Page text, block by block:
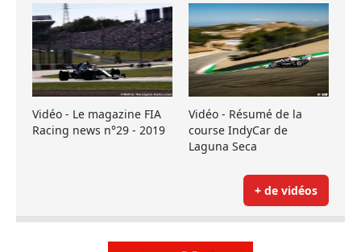
Vidéo - Le magazine FIA
Racing news n°29 - 2019
Vidéo - Résumé de la
course IndyCar de
Laguna Seca
+ de vidéos